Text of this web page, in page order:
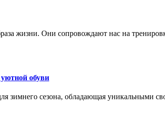
жизни. Они сопровождают нас на
обуви
зимнего сезона, обладающая уникальными